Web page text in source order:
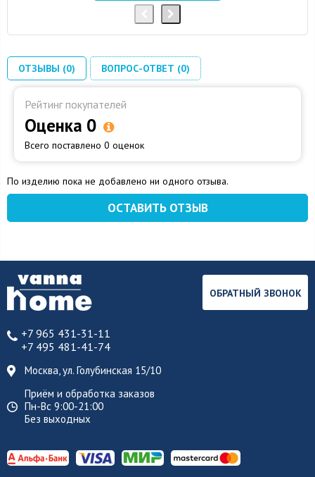
ОТЗЫВЫ (0) ВОПРОС-ОТВЕТ (0)
Рейтинг покупателей
Оценка 0
Всего поставлено 0 оценок
По изделию пока не добавлено ни одного отзыва.
ОСТАВИТЬ ОТЗЫВ
+7 965 431-31-11
+7 495 481-41-74
Москва, ул. Голубинская 15/10
Приём и обработка заказов
Пн-Вс 9:00-21:00
Без выходных
ОБРАТНЫЙ ЗВОНОК